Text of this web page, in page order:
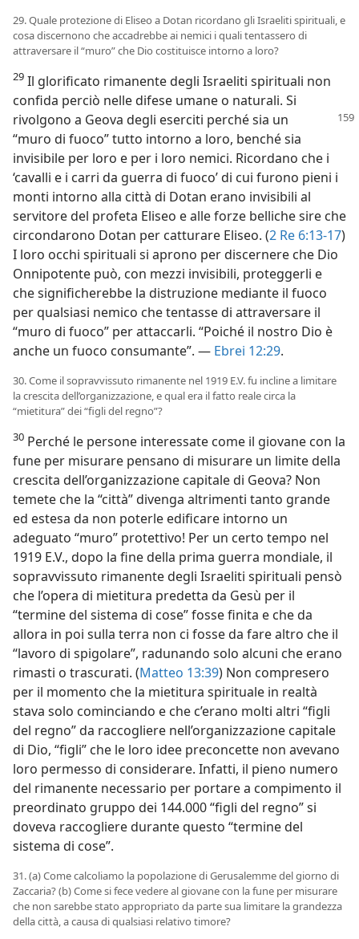
29. Quale protezione di Eliseo a Dotan ricordano gli Israeliti spirituali, e
cosa discernono che accadrebbe ai nemici i quali tentassero di
attraversare il “muro” che Dio costituisce intorno a loro?
29 Il glorificato rimanente degli Israeliti spirituali non
confida perciò nelle difese umane o naturali. Si
rivolgono a Geova degli eserciti perché sia un
“muro di fuoco” tutto intorno a loro, benché sia
invisibile per loro e per i loro nemici. Ricordano che i
‘cavalli e i carri da guerra di fuoco’ di cui furono pieni i
monti intorno alla città di Dotan erano invisibili al
servitore del profeta Eliseo e alle forze belliche sire che
circondarono Dotan per catturare Eliseo. (2 Re 6:13-17)
I loro occhi spirituali si aprono per discernere che Dio
Onnipotente può, con mezzi invisibili, proteggerli e
che significherebbe la distruzione mediante il fuoco
per qualsiasi nemico che tentasse di attraversare il
“muro di fuoco” per attaccarli. “Poiché il nostro Dio è
anche un fuoco consumante”. — Ebrei 12:29.
30. Come il sopravvissuto rimanente nel 1919 E.V. fu incline a limitare
la crescita dell’organizzazione, e qual era il fatto reale circa la
“mietitura” dei “figli del regno”?
30 Perché le persone interessate come il giovane con la
fune per misurare pensano di misurare un limite della
crescita dell’organizzazione capitale di Geova? Non
temete che la “città” divenga altrimenti tanto grande
ed estesa da non poterle edificare intorno un
adeguato “muro” protettivo! Per un certo tempo nel
1919 E.V., dopo la fine della prima guerra mondiale, il
sopravvissuto rimanente degli Israeliti spirituali pensò
che l’opera di mietitura predetta da Gesù per il
“termine del sistema di cose” fosse finita e che da
allora in poi sulla terra non ci fosse da fare altro che il
“lavoro di spigolare”, radunando solo alcuni che erano
rimasti o trascurati. (Matteo 13:39) Non compresero
per il momento che la mietitura spirituale in realtà
stava solo cominciando e che c’erano molti altri “figli
del regno” da raccogliere nell’organizzazione capitale
di Dio, “figli” che le loro idee preconcette non avevano
loro permesso di considerare. Infatti, il pieno numero
del rimanente necessario per portare a compimento il
preordinato gruppo dei 144.000 “figli del regno” si
doveva raccogliere durante questo “termine del
sistema di cose”.
31. (a) Come calcoliamo la popolazione di Gerusalemme del giorno di
Zaccaria? (b) Come si fece vedere al giovane con la fune per misurare
che non sarebbe stato appropriato da parte sua limitare la grandezza
della città, a causa di qualsiasi relativo timore?